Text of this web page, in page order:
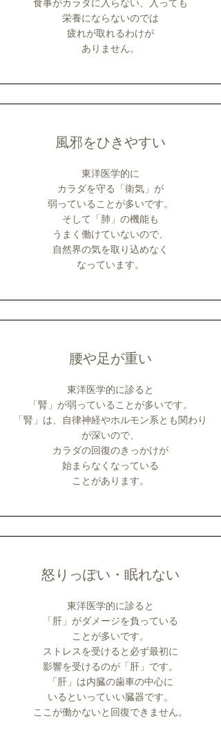
食事がカラダに入らない、入っても
栄養にならないのでは
疲れが取れるわけが
​ありません。
風邪をひきやすい
東洋医学的に
カラダを守る「衛気」が
弱っていることが多いです。
そして「肺」の機能も
うまく働けていないので、
自然界の気を取り込めなく
​なっています。
腰や足が重い
東洋医学的に診ると
「腎」が弱っていることが多いです。
「腎」は、自律神経やホルモン系とも関わり
が深いので、
カラダの回復のきっかけが
始まらなくなっている
ことがあります。
怒りっぽい・眠れない
東洋医学的に診ると
「肝」がダメージを負っている
ことが多いです。
ストレスを受けると必ず最初に
​影響を受けるのが「肝」です。
「肝」は内臓の歯車の中心に
いるといっていい臓器です。
​ここが働かないと回復できません。